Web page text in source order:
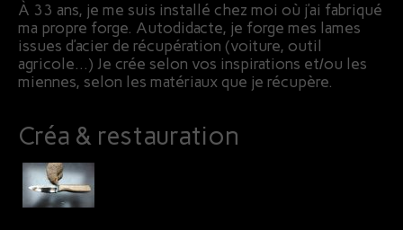
À 33 ans, je me suis installé chez moi où j’ai fabriqué
ma propre forge. Autodidacte, je forge mes lames
issues d’acier de récupération (voiture, outil
agricole…) Je crée selon vos inspirations et/ou les
miennes, selon les matériaux que je récupère.
Créa & restauration